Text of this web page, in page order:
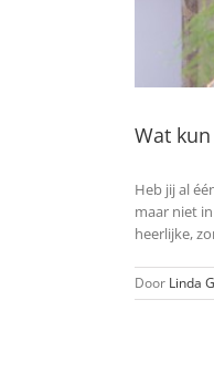
Wat
Heb jij al
maar niet
heerlijke,
Door Linda